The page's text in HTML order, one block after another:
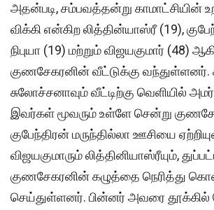
அதன்படி, சம்பவத்தன்று காமாட்சியின்
விக்கி என்கிற லித்தின்யாஸ்ரீ (19),
நிபுயா (19) மற்றும் விஜயகுமார் (48)
குணசேகரனின் வீட்டுக்கு வந்துள்ளனர்.
சுலோச்சனாவும் வீட்டிற்கு வெளியில்
இவர்கள் மூவரும் உள்ளே சென்று
குபேந்திரன் மருந்தில்லா ஊசியை
விஜயகுமாரும் லித்தினியாஸ்ரீயும்,
குணசேகரனின் கழுத்தை நெரித்து
செய்துள்ளனர். பின்னர் அவரை தூக்கில்